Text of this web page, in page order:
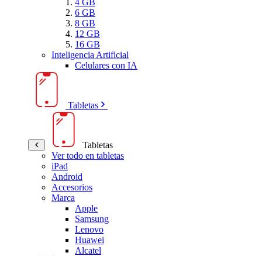
6 GB
8 GB
12 GB
16 GB
Inteligencia Artificial
Celulares con IA
Tabletas
Tabletas
Ver todo en tabletas
iPad
Android
Accesorios
Marca
Apple
Samsung
Lenovo
Huawei
Alcatel